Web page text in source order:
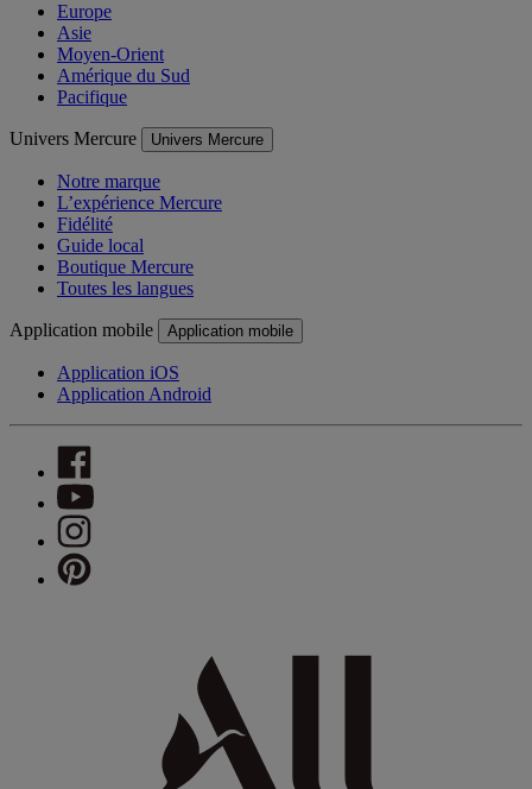
Europe
Asie
Moyen-Orient
Amérique du Sud
Pacifique
Univers Mercure Univers Mercure
Notre marque
L’expérience Mercure
Fidélité
Guide local
Boutique Mercure
Toutes les langues
Application mobile Application mobile
Application iOS
Application Android